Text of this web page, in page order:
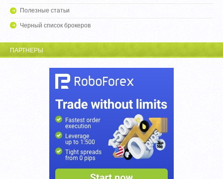
Полезные статьи
Черный список брокеров
ПАРТНЕРЫ